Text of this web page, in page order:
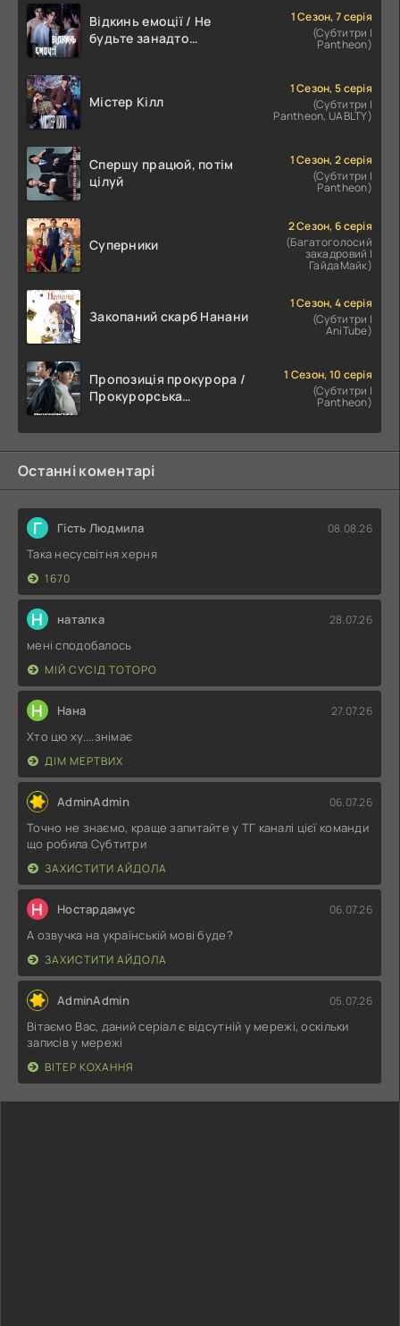
Відкинь емоції / Не
будьте занадто
1 Сезон, 7 серія
(Субтитри |
Pantheon)
Містер Кілл
1 Сезон, 5 серія
(Субтитри |
Pantheon, UABLTY)
Спершу працюй, потім
цілуй
1 Сезон, 2 серія
(Субтитри |
Pantheon)
Суперники
2 Сезон, 6 серія
(Багатоголосий
закадровий |
ГайдаМайк)
Закопаний скарб Нанани
1 Сезон, 4 серія
(Субтитри |
AniTube)
Пропозиція прокурора /
Прокурорська
1 Сезон, 10 серія
(Субтитри |
Pantheon)
Останні коментарі
Г Гість Людмила 08.08.26
Така несусвітня херня
1670
Н наталка 28.07.26
мені сподобалось
МІЙ СУСІД ТОТОРО
Н Нана 27.07.26
Хто цю ху....знімає
ДІМ МЕРТВИХ
AdminAdmin 06.07.26
Точно не знаємо, краще запитайте у ТГ каналі цієї команди
що робила Субтитри
ЗАХИСТИТИ АЙДОЛА
Н Ностардамус 06.07.26
А озвучка на українській мові буде?
ЗАХИСТИТИ АЙДОЛА
AdminAdmin 05.07.26
Вітаємо Вас, даний серіал є відсутній у мережі, оскільки
записів у мережі
ВІТЕР КОХАННЯ